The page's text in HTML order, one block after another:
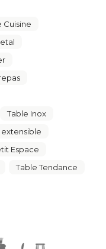
Cuisine
Table Inox
Espace
Table Tendance